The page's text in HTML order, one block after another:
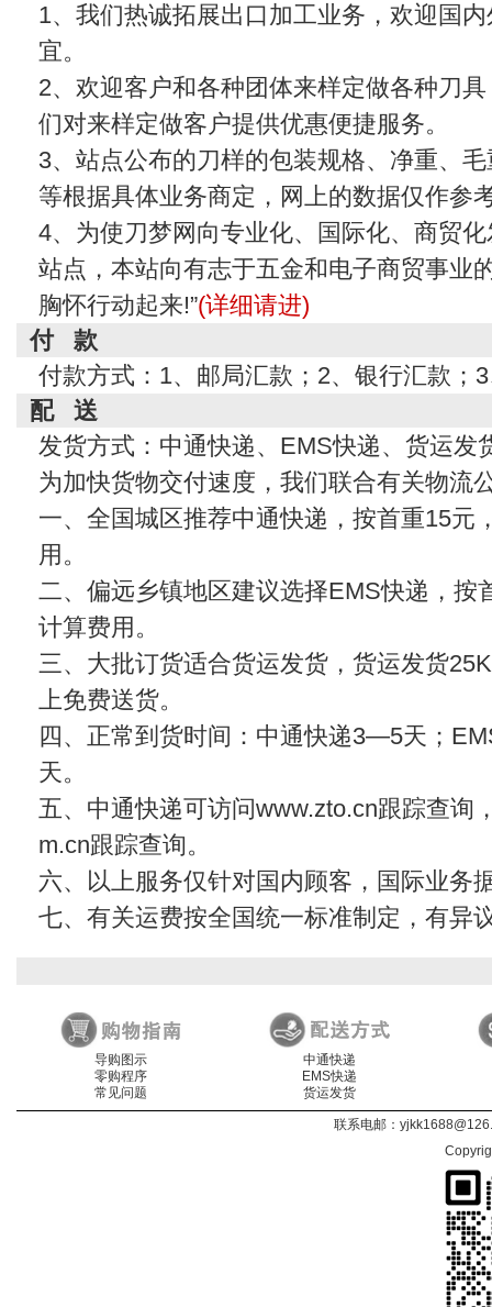
1、我们热诚拓展出口加工业务，欢迎国
宜。
2、欢迎客户和各种团体来样定做各种刀
们对来样定做客户提供优惠便捷服务。
3、站点公布的刀样的包装规格、净重、
等根据具体业务商定，网上的数据仅作参
4、为使刀梦网向专业化、国际化、商贸
站点，本站向有志于五金和电子商贸事业
胸怀行动起来!”(详细请进)
付 款
付款方式：1、邮局汇款；2、银行汇款；
配 送
发货方式：中通快递、EMS快递、货运发
为加快货物交付速度，我们联合有关物流
一、全国城区推荐中通快递，按首重15元
用。
二、偏远乡镇地区建议选择EMS快递，按
计算费用。
三、大批订货适合货运发货，货运发货
上免费送货。
四、正常到货时间：中通快递3—5天；
天。
五、中通快递可访问www.zto.cn跟踪查询
m.cn跟踪查询。
六、以上服务仅针对国内顾客，国际业务
七、有关运费按全国统一标准制定，有异
导购图示
零购程序
常见问题
中通快递
EMS快递
货运发货
联系电邮：